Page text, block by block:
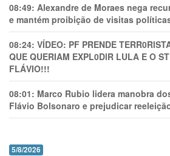
08:49: Alexandre de Moraes nega
e mantém proibição de visitas
08:24: VÍDEO: PF PRENDE
QUE QUERIAM EXPL0DlR LULA E O
FLÁVIO!!!
08:01: Marco Rubio lidera manobra
Flávio Bolsonaro e prejudicar
5/8/2026